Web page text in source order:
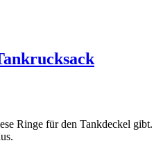
Ringe für den Tankdeckel gibt.